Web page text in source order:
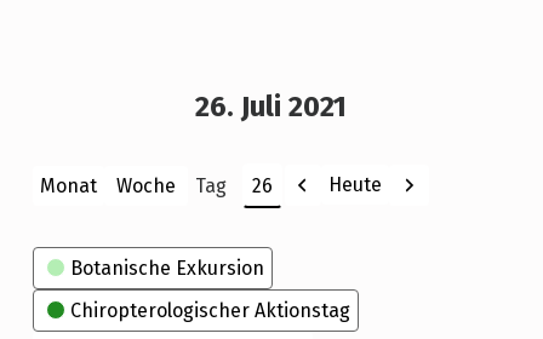
26. Juli 2021
Monat Woche Tag
Monat
Tag
Jahr
Zurück
Heute Weiter
Kategorien
Botanische Exkursion
Chiropterologischer Aktionstag